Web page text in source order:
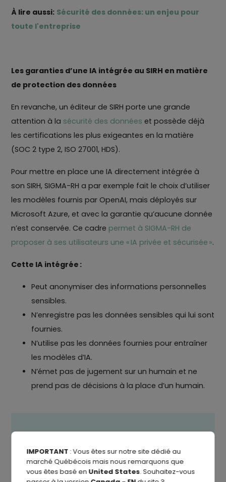
À lire aussi: Sécurité des données: un enjeu pour
toute l'entreprise
Les garanties d’une IA intégrée au SIRH en matière
de protection des données
En revanche, un éditeur de SIRH porte une grande
attention à la sécurité des données et possède déjà
les certifications les plus exigeantes en la matière
(SOC 2 type 2, ISO 27001, HDS).
Pour mettre en place une IA directement intégrée à
son SIRH, SIGMA-RH a par exemple fait le choix d’utiliser
les modèles fournis par OpenAI, mais déployés sur
Microsoft Azure, et avec la garantie qu’aucune donnée
n’est conservée. Ce cadre permet à SIGMA-RH de
proposer à ses utilisateurs une « IA privée et sécurisée ».
Cette IA intégrée :
Peut anonymiser des informations personnelles
sensibles.
N’enregistre pas les données sensibles qui lui sont
fournies.
N’utilise pas les données fournies pour entraîner
les modèles d’IA.
N’émet pas de jugement sur un humain et ne
prend pas de décisions à la place d’un humain.
Notre SIRH global est propulsé par l'IA
IMPORTANT : Vous êtes sur notre site dédié au
marché Québécois mais nous remarquons que
vous êtes basé en United States. Souhaitez-vous